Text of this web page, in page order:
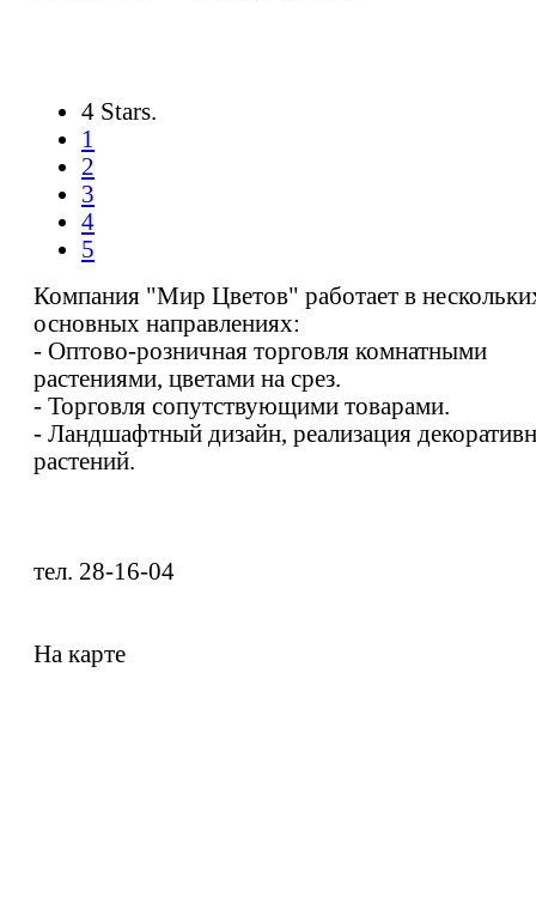
4 Stars.
1
2
3
4
5
Компания "Мир Цветов" работает в
основных направлениях:
- Оптово-розничная торговля комнатными
растениями, цветами на срез.
- Торговля сопутствующими товарами.
- Ландшафтный дизайн, реализация
растений.
тел. 28-16-04
На карте